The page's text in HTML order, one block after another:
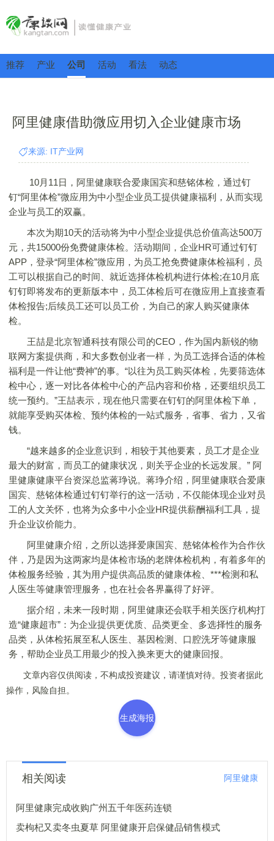
推荐 产业 公司 活动 看法 动态
阿里健康借助微应用切入企业健康市场
来源: IT产业网
10月11日，阿里健康联合爱康国宾和慈铭体检，通过钉
钉“阿里体检”微应用为中小型企业员工提供健康福利，从而实现
企业与员工的双赢。
本次为期10天的活动将为中小型企业提供总价值高达500万
元，共15000份免费健康体检。活动期间，企业HR可通过钉钉
APP，登录“阿里体检”微应用，为员工抢免费健康体检福利，员
工可以根据自己的时间、就近选择体检机构进行体检;在10月底
钉钉即将发布的更新版本中，员工体检后可在微应用上直接查看
体检报告;后续员工还可以员工价，为自己的家人购买健康体
检。
王喆是北京智通科技有限公司的CEO，作为国内新锐的物
联网方案提供商，和大多数创业者一样，为员工选择合适的体检
福利是一件让他“费神”的事。“以往为员工购买体检，先要筛选体
检中心，逐一对比各体检中心的产品内容和价格，还要组织员工
统一预约。”王喆表示，现在他只需要在钉钉的阿里体检下单，
就能享受购买体检、预约体检的一站式服务，省事、省力，又省
钱。
“越来越多的企业意识到，相较于其他要素，员工才是企业
最大的财富，而员工的健康状况，则关乎企业的长远发展。” 阿
里健康健康平台资深总监蒋琤说。蒋琤介绍，阿里健康联合爱康
国宾、慈铭体检通过钉钉举行的这一活动，不仅能体现企业对员
工的人文关怀，也将为众多中小企业HR提供薪酬福利工具，提
升企业议价能力。
阿里健康介绍，之所以选择爱康国宾、慈铭体检作为合作伙
伴，乃是因为这两家均是体检市场的老牌体检机构，有着多年的
体检服务经验，其为用户提供高品质的健康体检、***检测和私
人医生等健康管理服务，也在社会各界赢得了好评。
据介绍，未来一段时期，阿里健康还会联手相关医疗机构打
造“健康超市”：为企业提供更优质、品类更全、多选择性的服务
品类，从体检拓展至私人医生、基因检测、口腔洗牙等健康服
务，帮助企业员工用最少的投入换来更大的健康回报。
文章内容仅供阅读，不构成投资建议，请谨慎对待。投资者据此
操作，风险自担。
生成海报
相关阅读 阿里健康
阿里健康完成收购广州五千年医药连锁
卖枸杞又卖冬虫夏草 阿里健康开启保健品销售模式